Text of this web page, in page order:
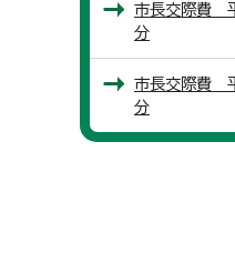
市長交際費
分
市長交際費
分